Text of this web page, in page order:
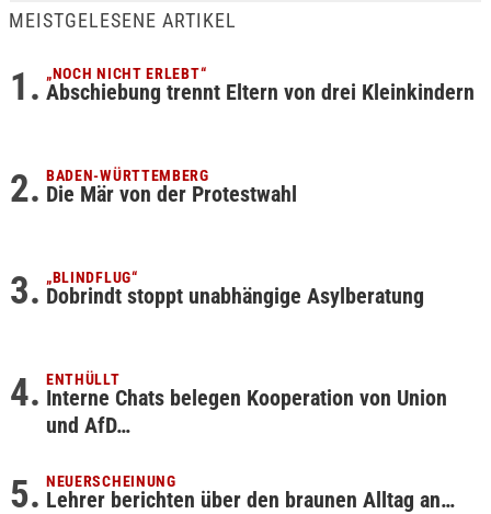
MEISTGELESENE ARTIKEL
„NOCH NICHT ERLEBT“
Abschiebung trennt Eltern von drei Kleinkindern
BADEN-WÜRTTEMBERG
Die Mär von der Protestwahl
„BLINDFLUG“
Dobrindt stoppt unabhängige Asylberatung
ENTHÜLLT
Interne Chats belegen Kooperation von Union
und AfD…
NEUERSCHEINUNG
Lehrer berichten über den braunen Alltag an…